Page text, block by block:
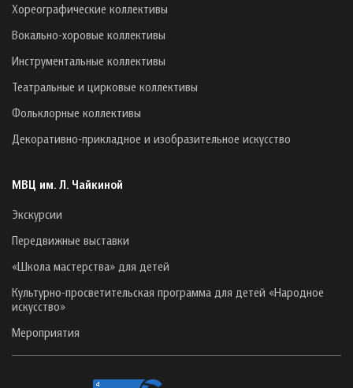
Хореографические коллективы
Вокально-хоровые коллективы
Инструментальные коллективы
Театральные и цирковые коллективы
Фольклорные коллективы
Декоративно-прикладное и изобразительное искусство
МВЦ им. Л. Чайкиной
Экскурсии
Передвижные выставки
«Школа мастерства» для детей
Культурно-просветительская программа для детей «Народное
искусство»
Мероприятия